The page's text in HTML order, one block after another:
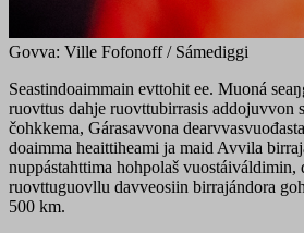
Govva: Ville Fofonoff / Sámediggi
Seastindoaimmain evttohit ee. Muoná
ruovttus dahje ruovttubirrasis addojuvvon
čohkkema, Gárasavvona
doaimma heaittiheami ja maid Avvila
nuppástahttima hohpolaš vuostáiváldimin,
ruovttuguovllu davveosiin birrajándora
500 km.